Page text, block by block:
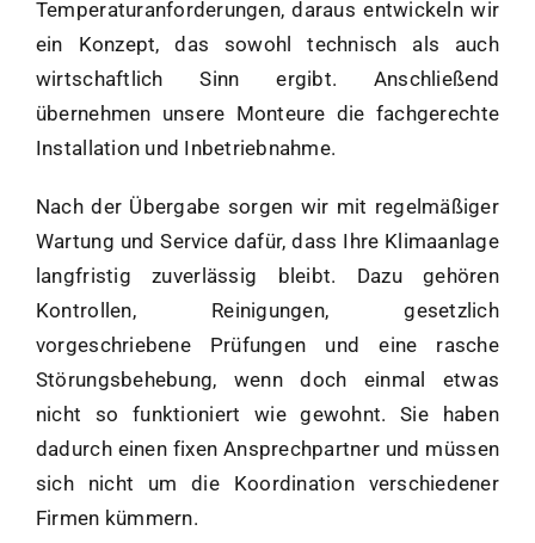
Temperaturanforderungen, daraus entwickeln wir
ein Konzept, das sowohl technisch als auch
wirtschaftlich Sinn ergibt. Anschließend
übernehmen unsere Monteure die fachgerechte
Installation und Inbetriebnahme.
Nach der Übergabe sorgen wir mit regelmäßiger
Wartung und Service dafür, dass Ihre Klimaanlage
langfristig zuverlässig bleibt. Dazu gehören
Kontrollen, Reinigungen, gesetzlich
vorgeschriebene Prüfungen und eine rasche
Störungsbehebung, wenn doch einmal etwas
nicht so funktioniert wie gewohnt. Sie haben
dadurch einen fixen Ansprechpartner und müssen
sich nicht um die Koordination verschiedener
Firmen kümmern.